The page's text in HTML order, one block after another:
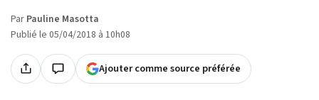
Par Pauline Masotta
Publié le 05/04/2018 à 10h08
Ajouter comme source préférée